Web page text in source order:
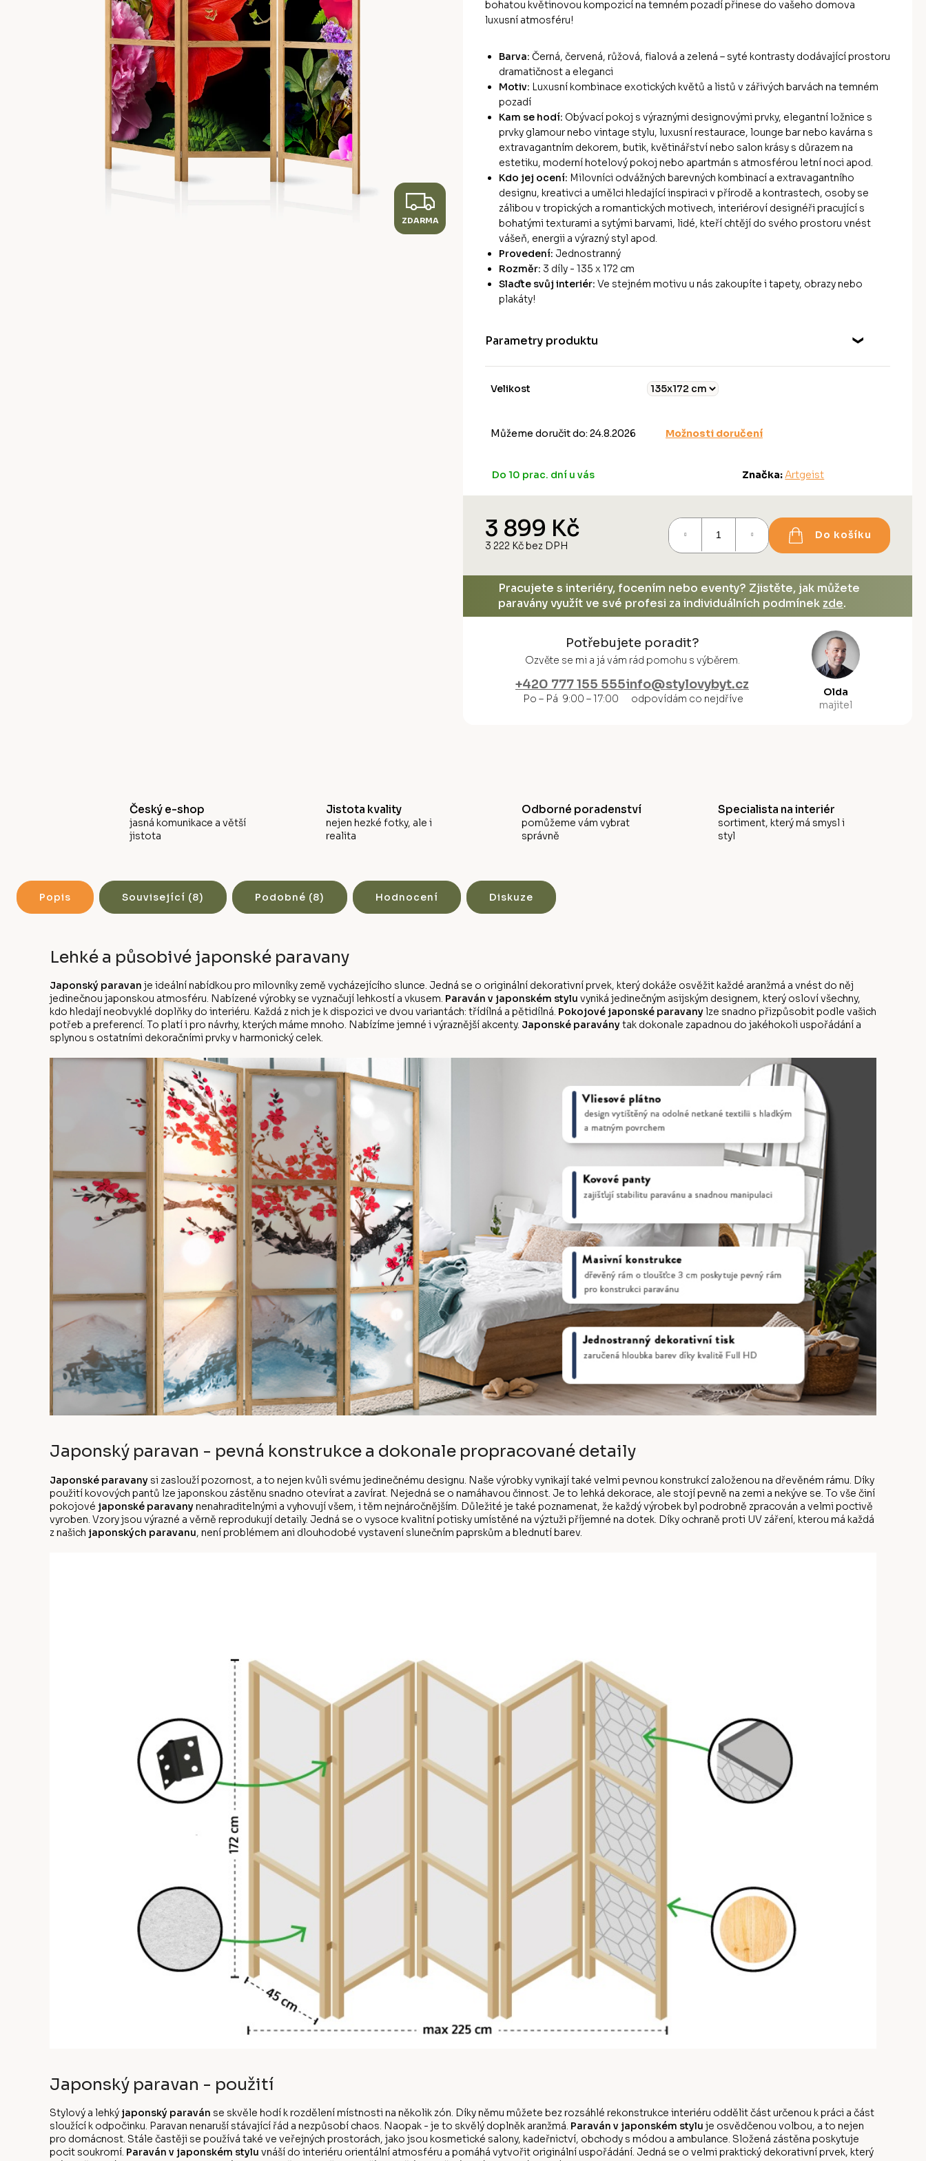
bohatou květinovou kompozicí na temném pozadí přinese do vašeho domova
luxusní atmosféru!
Barva: Černá, červená, růžová, fialová a zelená – syté kontrasty dodávající prostoru
dramatičnost a eleganci
Motiv: Luxusní kombinace exotických květů a listů v zářivých barvách na temném
pozadí
Kam se hodí: Obývací pokoj s výraznými designovými prvky, elegantní ložnice s
prvky glamour nebo vintage stylu, luxusní restaurace, lounge bar nebo kavárna s
extravagantním dekorem, butik, květinářství nebo salon krásy s důrazem na
estetiku, moderní hotelový pokoj nebo apartmán s atmosférou letní noci apod.
Kdo jej ocení: Milovníci odvážných barevných kombinací a extravagantního
designu, kreativci a umělci hledající inspiraci v přírodě a kontrastech, osoby se
zálibou v tropických a romantických motivech, interiéroví designéři pracující s
bohatými texturami a sytými barvami, lidé, kteří chtějí do svého prostoru vnést
vášeň, energii a výrazný styl apod.
Provedení: Jednostranný
Rozměr: 3 díly - 135 x 172 cm
Slaďte svůj interiér: Ve stejném motivu u nás zakoupíte i tapety, obrazy nebo
plakáty!
Parametry produktu
Velikost
Můžeme doručit do: 24.8.2026 Možnosti doručení
Do 10 prac. dní u vás Značka: Artgeist
3 899 Kč
3 222 Kč bez DPH
Do košíku
Pracujete s interiéry, focením nebo eventy? Zjistěte, jak můžete
paravány využít ve své profesi za individuálních podmínek zde.
Potřebujete poradit?
Ozvěte se mi a já vám rád pomohu s výběrem.
+420 777 155 555
Po – Pá 9:00 – 17:00
info@stylovybyt.cz
odpovídám co nejdříve
Olda
majitel
Z
D
ZDARMA
Český e-shop
jasná komunikace a větší
jistota
Jistota kvality
nejen hezké fotky, ale i
realita
Odborné poradenství
pomůžeme vám vybrat
správně
Specialista na interiér
sortiment, který má smysl i
styl
Popis Související (8) Podobné (8) Hodnocení Diskuze
Lehké a působivé japonské paravany
Japonský paravan je ideální nabídkou pro milovníky země vycházejícího slunce. Jedná se o originální dekorativní prvek, který dokáže osvěžit každé aranžmá a vnést do něj
jedinečnou japonskou atmosféru. Nabízené výrobky se vyznačují lehkostí a vkusem. Paraván v japonském stylu vyniká jedinečným asijským designem, který osloví všechny,
kdo hledají neobvyklé doplňky do interiéru. Každá z nich je k dispozici ve dvou variantách: třídílná a pětidílná. Pokojové japonské paravanylze snadno přizpůsobit podle vašich
potřeb a preferencí. To platí i pro návrhy, kterých máme mnoho. Nabízíme jemné i výraznější akcenty. Japonské paraványtak dokonale zapadnou do jakéhokoli uspořádání a
splynou s ostatními dekoračními prvky v harmonický celek.
Japonský paravan - pevná konstrukce a dokonale propracované detaily
Japonské paravany si zaslouží pozornost, a to nejen kvůli svému jedinečnému designu. Naše výrobky vynikají také velmi pevnou konstrukcí založenou na dřevěném rámu. Díky
použití kovových pantů lze japonskou zástěnu snadno otevírat a zavírat. Nejedná se o namáhavou činnost. Je to lehká dekorace, ale stojí pevně na zemi a nekýve se. To vše činí
pokojové japonské paravanynenahraditelnými a vyhovují všem, i těm nejnáročnějším. Důležité je také poznamenat, že každý výrobek byl podrobně zpracován a velmi poctivě
vyroben. Vzory jsou výrazné a věrně reprodukují detaily. Jedná se o vysoce kvalitní potisky umístěné na výztuži příjemné na dotek. Díky ochraně proti UV záření, kterou má každá
z našich japonských paravanu, není problémem ani dlouhodobé vystavení slunečním paprskům a blednutí barev.
Japonský paravan - použití
Stylový a lehký japonský paraván se skvěle hodí k rozdělení místnosti na několik zón. Díky němu můžete bez rozsáhlé rekonstrukce interiéru oddělit část určenou k práci a část
sloužící k odpočinku. Paravan nenaruší stávající řád a nezpůsobí chaos. Naopak - je to skvělý doplněk aranžmá. Paraván v japonském stylu je osvědčenou volbou, a to nejen
pro domácnost. Stále častěji se používá také ve veřejných prostorách, jako jsou kosmetické salony, kadeřnictví, obchody s módou a ambulance. Složená zástěna poskytuje
pocit soukromí. Paraván v japonském stylu vnáší do interiéru orientální atmosféru a pomáhá vytvořit originální uspořádání. Jedná se o velmi praktický dekorativní prvek, který